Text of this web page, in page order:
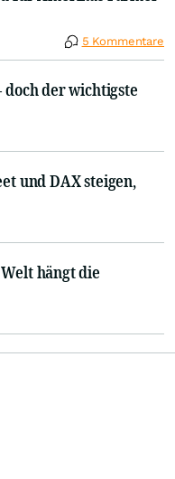
5 Kommentare
der wichtigste
und DAX steigen,
hängt die